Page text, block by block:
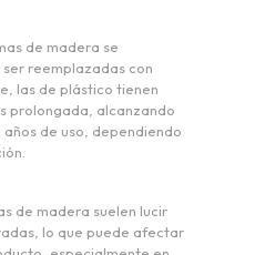
de madera se
reemplazadas con
las de plástico tienen
prolongada, alcanzando
de uso, dependiendo
de madera suelen lucir
lo que puede afectar